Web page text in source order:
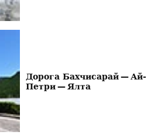
Дорога Бахчисарай — Ай-
Петри — Ялта